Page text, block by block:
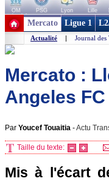
OM PSG Lyon Lille
+ de clubs
Mercato Ligue 1
Actualité | Journal des
Mercato :
Angeles
Par Youcef Touaitia -Actu
Taille du texte:
Mis à l'écart